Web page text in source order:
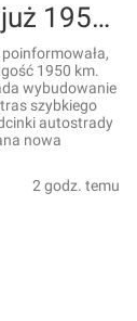
Polska sieć autostrad ma już 1950 kilometrów
1950 km.
wybudowanie
szybkiego
autostrady
nowa
2 godz. temu